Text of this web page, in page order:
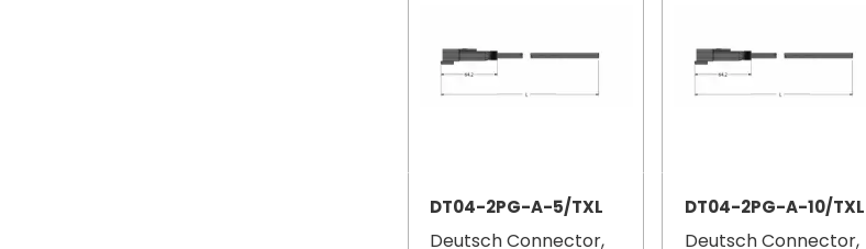
DT04-2PG-A-5/TXL
Deutsch Connector,
DT04-2PG-A-10/TXL
Deutsch Connector,